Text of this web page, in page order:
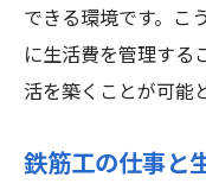
できる環境です。こ
に生活費を管理する
活を築くことが可能
鉄筋工の仕事と